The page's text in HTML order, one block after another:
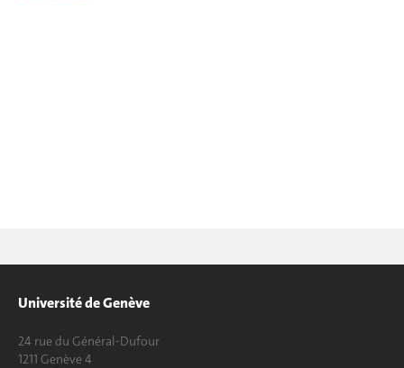
Université de Genève
24 rue du Général-Dufour
1211 Genève 4